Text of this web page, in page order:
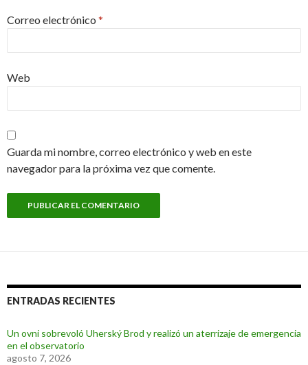
Correo electrónico *
Web
Guarda mi nombre, correo electrónico y web en este
navegador para la próxima vez que comente.
ENTRADAS RECIENTES
Un ovni sobrevoló Uherský Brod y realizó un aterrizaje de emergencia
en el observatorio
agosto 7, 2026